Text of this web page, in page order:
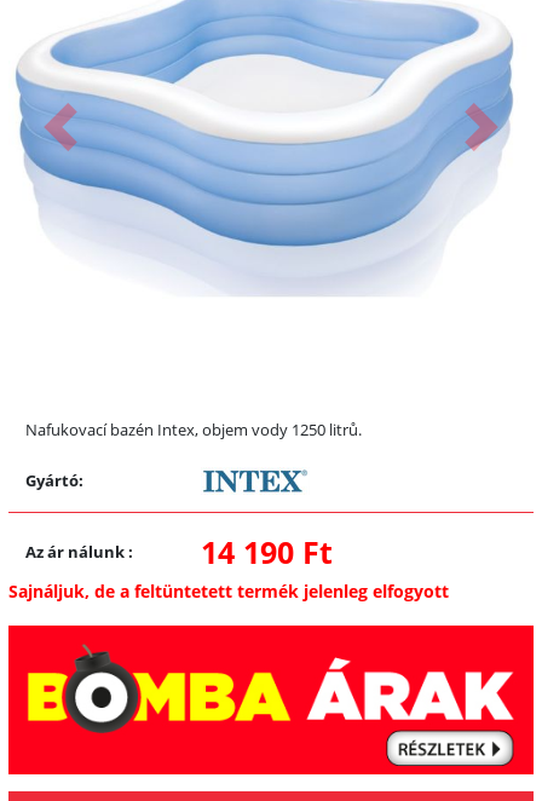
Előző
Nafukovací bazén Intex, objem vody 1250 litrů.
Gyártó:
Az ár nálunk: 14 190 Ft
Sajnáljuk, de a feltüntetett termék jelenleg elfogyott